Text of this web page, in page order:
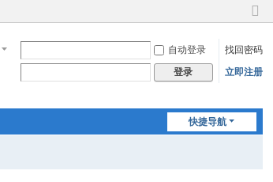
切
到
窄
自动登录
找回密码
登录 立即注册
快捷导航